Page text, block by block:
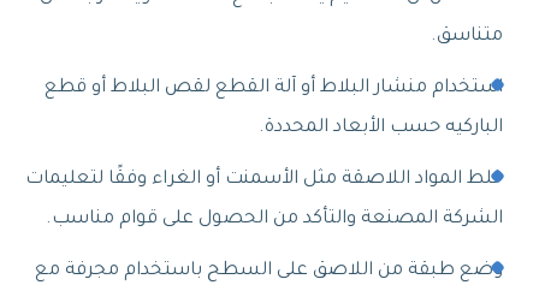
متناسق.
استخدام منشار البلاط أو آلة القطع لقص البلاط أو قطع
الباركيه حسب الأبعاد المحددة.
خلط المواد اللاصقة مثل الأسمنت أو الغراء وفقًا لتعليمات
الشركة المصنعة والتأكد من الحصول على قوام مناسب.
وضع طبقة من اللاصق على السطح باستخدام مجرفة مع